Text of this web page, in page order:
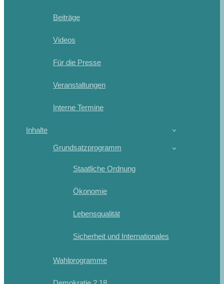
Beiträge
Videos
Für die Presse
Veranstaltungen
Interne Termine
Inhalte
Grundsatzprogramm
Staatliche Ordnung
Ökonomie
Lebensqualität
Sicherheit und Internationales
Wahlprogramme